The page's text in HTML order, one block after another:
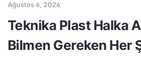
Ağustos 6, 2026
Teknika Plast Halka
Bilmen Gereken Her